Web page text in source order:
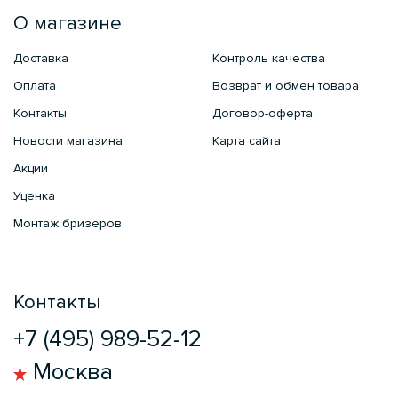
О магазине
Доставка
Оплата
Контакты
Новости магазина
Акции
Уценка
Монтаж бризеров
Контроль качества
Возврат и обмен товара
Договор-оферта
Карта сайта
Контакты
+7 (495) 989-52-12
Москва